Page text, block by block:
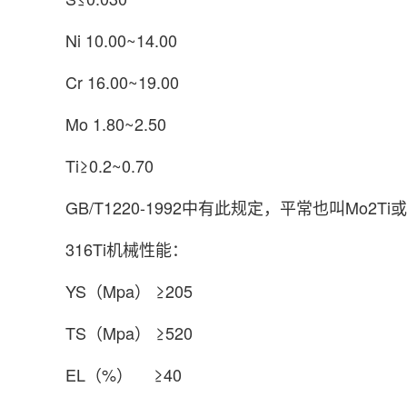
Ni 10.00~14.00
Cr 16.00~19.00
Mo 1.80~2.50
Ti≥0.2~0.70
GB/T1220-1992中有此规定，平常也叫Mo2Ti
316Ti机械性能：
YS（Mpa） ≥205
TS（Mpa） ≥520
EL（%） ≥40